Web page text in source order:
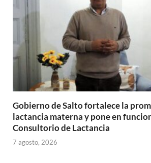
Gobierno de Salto fortalece la
lactancia materna y pone en
Consultorio de Lactancia
7 agosto, 2026